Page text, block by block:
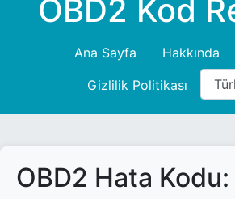
OBD2 Kod
Ana Sayfa Hakkında
Gizlilik Politikası
OBD2 Hata